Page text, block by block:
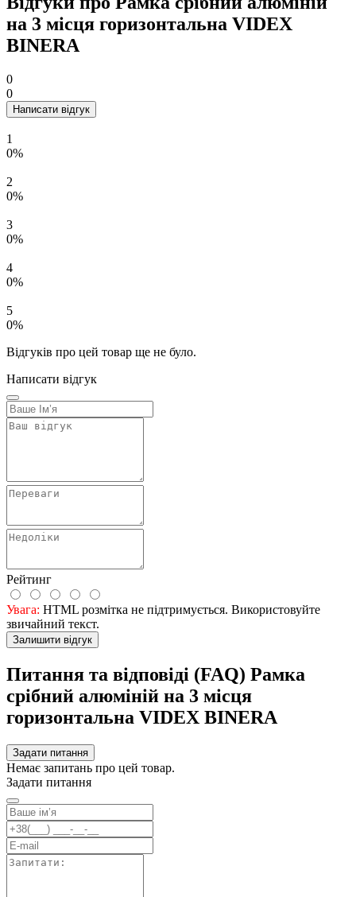
на 3 місця горизонтальна VIDEX
BINERA
0
0
Написати відгук
1
0%
2
0%
3
0%
4
0%
5
0%
Відгуків про цей товар ще не було.
Написати відгук
Рейтинг
Увага: HTML розмітка не підтримується. Використовуйте
звичайний текст.
Залишити відгук
Питання та відповіді (FAQ) Рамка
срібний алюміній на 3 місця
горизонтальна VIDEX BINERA
Задати питання
Немає запитань про цей товар.
Задати питання